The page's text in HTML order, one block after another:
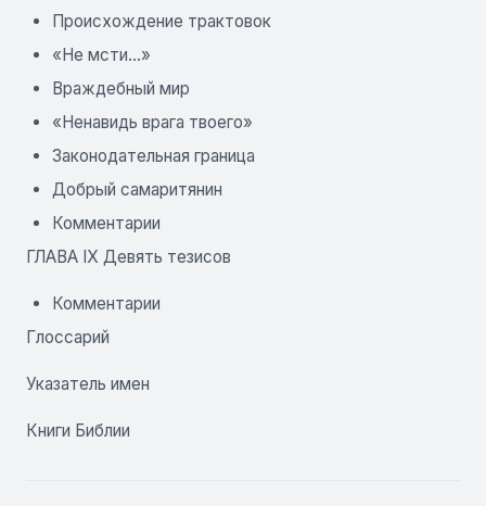
Происхождение трактовок
«Не мсти...»
Враждебный мир
«Ненавидь врага твоего»
Законодательная граница
Добрый самаритянин
Комментарии
ГЛАВА IX Девять тезисов
Комментарии
Глоссарий
Указатель имен
Книги Библии